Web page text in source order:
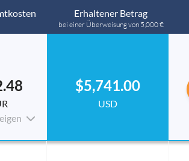
Erhaltener Betrag
bei einer Überweisung von 5,000 €
$5,741.00
USD